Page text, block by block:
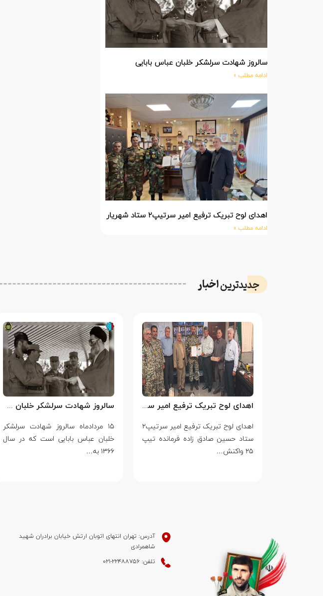
سالروز شهادت سرلشکر خلبان عباس بابایی
ادامه مطلب »
اهدای لوح تبریک ترفیع امیر سرتیپ۲ ستاد شهریار پورفضلی فرمانده تیپ ۳۶۴ شهید نصیرزاده نزاجا مستقر در مهاباد
ادامه مطلب »
جدیدتریناخبار
اهدای لوح تبریک ترفیع امیر سرتیپ۲ ستاد حسین صادق زاده فرمانده تیپ ۲۵ واکنش سریع شهید آبگون نزاجا مستقر در تبریز
اهدای لوح تبریک ترفیع امیر سرتیپ۲
ستاد حسین صادق زاده فرمانده تیپ
۲۵ واکنش…
سالروز شهادت سرلشکر خلبان عباس بابایی
۱۵ مردادماه سالروز شهادت سرلشکر
خلبان عباس بابایی است که در سال
۱۳۶۶ به…
آدرس: تهران انتهای اتوبان ارتش خیابان برادران شهید
شاهمرادی
تلفن: 22488756-021